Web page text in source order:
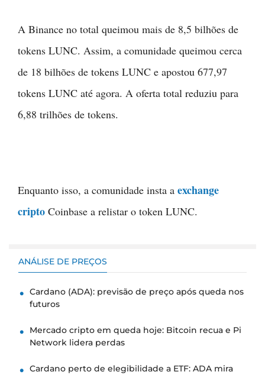
A Binance no total queimou mais de 8,5 bilhões de
tokens LUNC. Assim, a comunidade queimou cerca
de 18 bilhões de tokens LUNC e apostou 677,97
tokens LUNC até agora. A oferta total reduziu para
6,88 trilhões de tokens.
Enquanto isso, a comunidade insta a exchange
cripto Coinbase a relistar o token LUNC.
ANÁLISE DE PREÇOS
Cardano (ADA): previsão de preço após queda nos
futuros
Mercado cripto em queda hoje: Bitcoin recua e Pi
Network lidera perdas
Cardano perto de elegibilidade a ETF: ADA mira